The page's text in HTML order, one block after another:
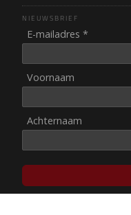
NIEUWSBRIEF
E-mailadres *
Voornaam
Achternaam